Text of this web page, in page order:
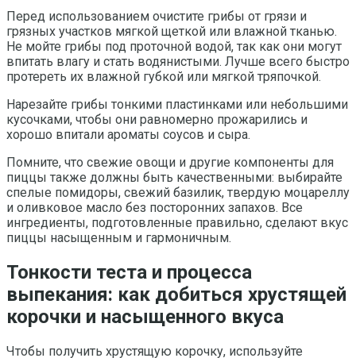
Перед использованием очистите грибы от грязи и
грязных участков мягкой щеткой или влажной тканью.
Не мойте грибы под проточной водой, так как они могут
впитать влагу и стать водянистыми. Лучше всего быстро
протереть их влажной губкой или мягкой тряпочкой.
Нарезайте грибы тонкими пластинками или небольшими
кусочками, чтобы они равномерно прожарились и
хорошо впитали ароматы соусов и сыра.
Помните, что свежие овощи и другие компоненты для
пиццы также должны быть качественными: выбирайте
спелые помидоры, свежий базилик, твердую моцареллу
и оливковое масло без посторонних запахов. Все
ингредиенты, подготовленные правильно, сделают вкус
пиццы насыщенным и гармоничным.
Тонкости теста и процесса
выпекания: как добиться хрустящей
корочки и насыщенного вкуса
Чтобы получить хрустящую корочку, используйте